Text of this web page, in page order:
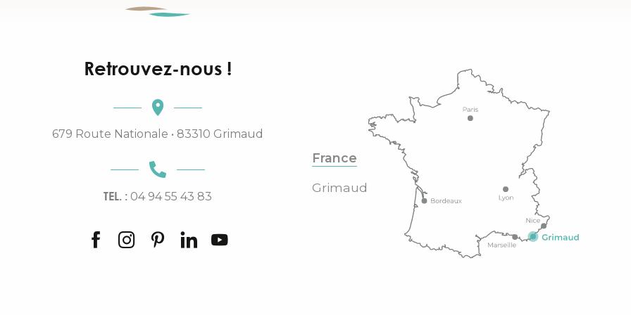
Retrouvez-nous !
679 Route Nationale • 83310 Grimaud
TEL. : 04 94 55 43 83
France
Grimaud